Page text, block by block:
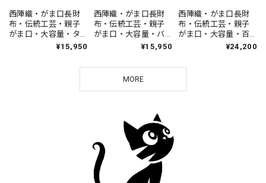
西陣織・がま口長財
布・伝統工芸・親子
がま口・大容量・タ
ータンチェック・大
¥15,950
西陣織・がま口長財
布・伝統工芸・親子
がま口・大容量・バ
ブルドット・昭和レ
¥15,950
西陣織・がま口長財
布・伝統工芸・親子
がま口・大容量・百
花繚乱・レディー¥24,200
MORE